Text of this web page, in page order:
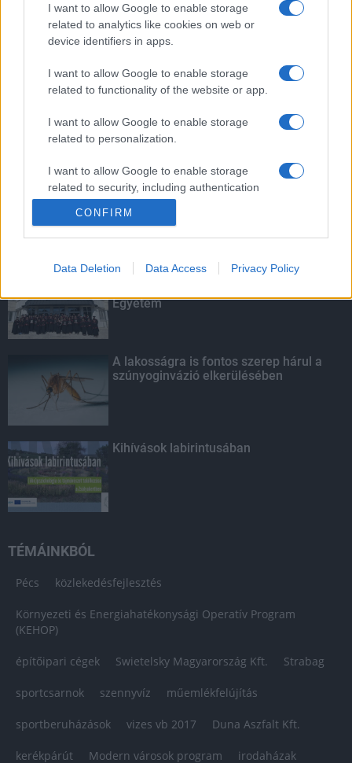
I want to allow Google to enable storage
related to analytics like cookies on web or
device identifiers in apps.
I want to allow Google to enable storage
related to functionality of the website or app.
I want to allow Google to enable storage
related to personalization.
I want to allow Google to enable storage
related to security, including authentication
functionality and fraud prevention, and other
user protection.
CONFIRM
Data Deletion Data Access Privacy Policy
foci-Eb jegyeire
Amire többmillióan vártunk: szombattól
Kecskeméten is szakirányú
Egyetem
A lakosságra is fontos szerep hárul a
szúnyoginvázió elkerülésében
Kihívások labirintusában
TÉMÁINKBÓL
Pécs közlekedésfejlesztés
Környezeti és Energiahatékonysági Operatív Program
(KEHOP)
építőipari cégek Swietelsky Magyarország Kft. Strabag
sportcsarnok szennyvíz műemlékfelújítás
sportberuházások vizes vb 2017 Duna Aszfalt Kft.
kerékpárút Modern városok program irodaházak